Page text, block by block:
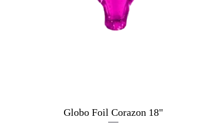
Vista rapida
Globo Foil Corazon 18"